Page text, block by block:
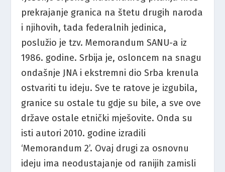
prekrajanje granica na štetu drugih naroda
i njihovih, tada federalnih jedinica,
poslužio je tzv. Memorandum SANU-a iz
1986. godine. Srbija je, osloncem na snagu
ondašnje JNA i ekstremni dio Srba krenula
ostvariti tu ideju. Sve te ratove je izgubila,
granice su ostale tu gdje su bile, a sve ove
države ostale etnički mješovite. Onda su
isti autori 2010. godine izradili
‘Memorandum 2’. Ovaj drugi za osnovnu
ideju ima neodustajanje od ranijih zamisli